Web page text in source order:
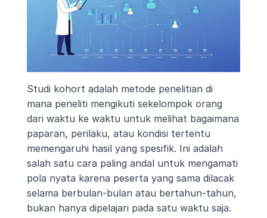
Studi kohort adalah metode penelitian di
mana peneliti mengikuti sekelompok orang
dari waktu ke waktu untuk melihat bagaimana
paparan, perilaku, atau kondisi tertentu
memengaruhi hasil yang spesifik. Ini adalah
salah satu cara paling andal untuk mengamati
pola nyata karena peserta yang sama dilacak
selama berbulan-bulan atau bertahun-tahun,
bukan hanya dipelajari pada satu waktu saja.